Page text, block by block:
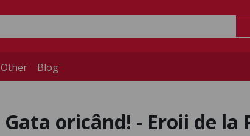
Other Blog
Gata oricând! - Eroii de la